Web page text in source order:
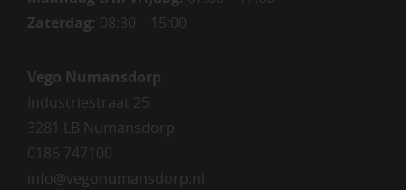
Zaterdag: 08:30 – 15:00
Vego Numansdorp
Industriestraat 25
3281 LB Numansdorp
0186 747100
info@vegonumansdorp.nl